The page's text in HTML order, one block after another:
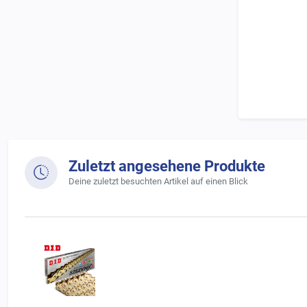
Zuletzt angesehene Produkte
Deine zuletzt besuchten Artikel auf einen Blick